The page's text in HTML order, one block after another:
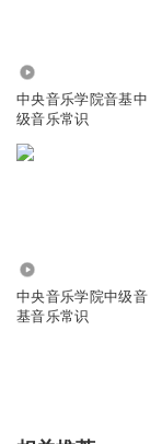
中央音乐学院音基中
级音乐常识
中央音乐学院中级音
基音乐常识